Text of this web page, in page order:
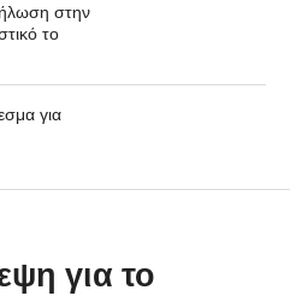
στην
το
για
για το